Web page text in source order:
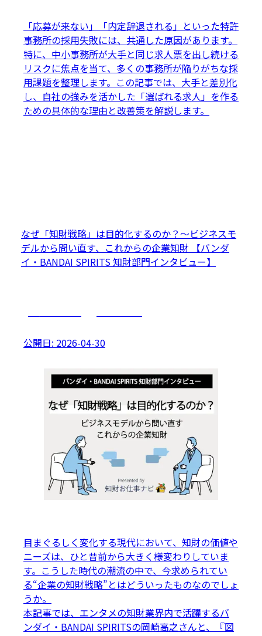
「応募が来ない」「内定辞退される」といった特許
事務所の採用失敗には、共通した原因があります。
特に、中小事務所が大手と同じ求人票を出し続ける
リスクに焦点を当て、多くの事務所が陥りがちな採
用課題を整理します。この記事では、大手と差別化
し、自社の強みを活かした「選ばれる求人」を作る
ための具体的な理由と改善策を解説します。
なぜ「知財戦略」は目的化するのか？～ビジネスモ
デルから問い直す、これからの企業知財 【バンダ
イ・BANDAI SPIRITS 知財部門インタビュー】
公開日: 2026-04-30
目まぐるしく変化する現代において、知財の価値や
ニーズは、ひと昔前から大きく様変わりしていま
す。こうした時代の潮流の中で、今求められてい
る“企業の知財戦略”とはどういったものなのでしょ
うか。
本記事では、エンタメの知財業界内で活躍するバ
ンダイ・BANDAI SPIRITSの岡崎高之さんと、『図